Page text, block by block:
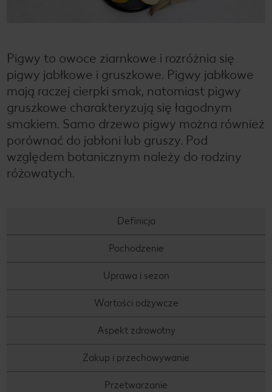
Pigwy to owoce ziarnkowe i rozróżnia się
pigwy jabłkowe i gruszkowe. Pigwy jabłkowe
mają raczej cierpki smak, natomiast pigwy
gruszkowe charakteryzują się łagodnym
smakiem. Samo drzewo pigwy można również
porównać do jabłoni lub gruszy. Pod
względem botanicznym należy do rodziny
różowatych.
Definicja
Pochodzenie
Uprawa i sezon
Wartości odżywcze
Aspekt zdrowotny
Zakup i przechowywanie
Przetwarzanie